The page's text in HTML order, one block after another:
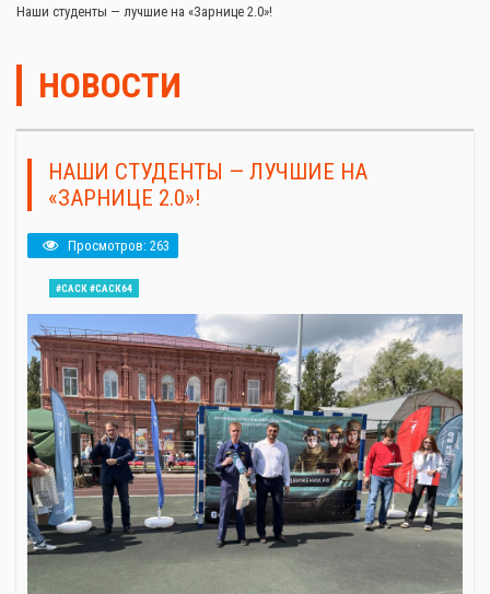
Наши студенты — лучшие на «Зарнице 2.0»!
НОВОСТИ
НАШИ СТУДЕНТЫ — ЛУЧШИЕ НА
«ЗАРНИЦЕ 2.0»!
Просмотров: 263
#САСК #САСК64